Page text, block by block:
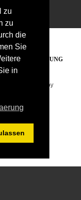
zu
zu
die
Sie
in
. Designed by